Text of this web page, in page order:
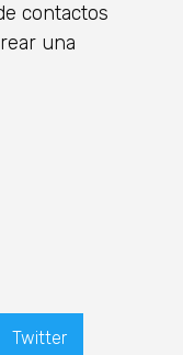
contactos
una
Twitter